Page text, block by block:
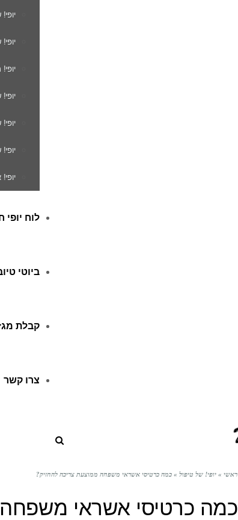
לוח יופי
ביוטי
קבלת
צרו קשר
ראשי » יופי! של טיפול » כמה כרטיסי אשראי משפחה ממוצעת צריכה להחזיק?
כמה כרטיסי אשראי